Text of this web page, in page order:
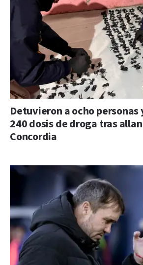
Detuvieron a ocho personas
240 dosis de droga tras
Concordia